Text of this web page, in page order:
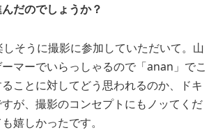
だのでしょうか？
しそうに撮影に参加していただいて。山
マーでいらっしゃるので「anan」でこ
ことに対してどう思われるのか、ドキ
が、撮影のコンセプトにもノッてくだ
嬉しかったです。